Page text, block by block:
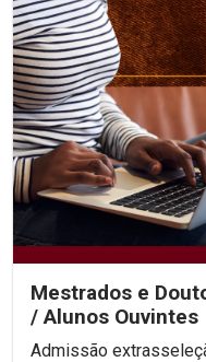
Mestrados e
/ Alunos Ouvintes
Admissão